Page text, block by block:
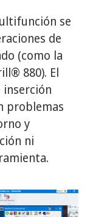
se
de
(como la
880). El
problemas
y
ni